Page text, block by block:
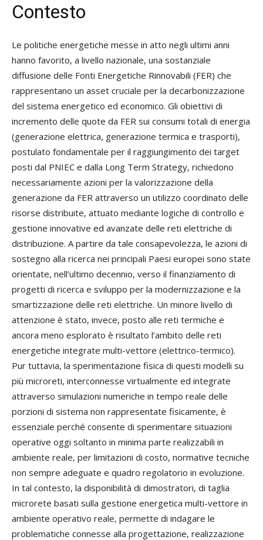
Contesto
Le politiche energetiche messe in atto negli ultimi anni
hanno favorito, a livello nazionale, una sostanziale
diffusione delle Fonti Energetiche Rinnovabili (FER) che
rappresentano un asset cruciale per la decarbonizzazione
del sistema energetico ed economico. Gli obiettivi di
incremento delle quote da FER sui consumi totali di energia
(generazione elettrica, generazione termica e trasporti),
postulato fondamentale per il raggiungimento dei target
posti dal PNIEC e dalla Long Term Strategy, richiedono
necessariamente azioni per la valorizzazione della
generazione da FER attraverso un utilizzo coordinato delle
risorse distribuite, attuato mediante logiche di controllo e
gestione innovative ed avanzate delle reti elettriche di
distribuzione. A partire da tale consapevolezza, le azioni di
sostegno alla ricerca nei principali Paesi europei sono state
orientate, nell’ultimo decennio, verso il finanziamento di
progetti di ricerca e sviluppo per la modernizzazione e la
smartizzazione delle reti elettriche. Un minore livello di
attenzione è stato, invece, posto alle reti termiche e
ancora meno esplorato è risultato l’ambito delle reti
energetiche integrate multi-vettore (elettrico-termico).
Pur tuttavia, la sperimentazione fisica di questi modelli su
più microreti, interconnesse virtualmente ed integrate
attraverso simulazioni numeriche in tempo reale delle
porzioni di sistema non rappresentate fisicamente, è
essenziale perché consente di sperimentare situazioni
operative oggi soltanto in minima parte realizzabili in
ambiente reale, per limitazioni di costo, normative tecniche
non sempre adeguate e quadro regolatorio in evoluzione.
In tal contesto, la disponibilità di dimostratori, di taglia
microrete basati sulla gestione energetica multi-vettore in
ambiente operativo reale, permette di indagare le
problematiche connesse alla progettazione, realizzazione